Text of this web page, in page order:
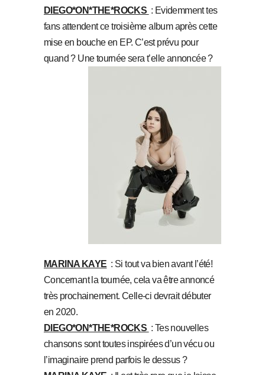
DIEGO*ON*THE*ROCKS : Evidemment tes
fans attendent ce troisième album après cette
mise en bouche en EP. C’est prévu pour
quand ? Une tournée sera t’elle annoncée ?
MARINA KAYE : Si tout va bien avant l’été!
Concernant la tournée, cela va être annoncé
très prochainement. Celle-ci devrait débuter
en 2020.
DIEGO*ON*THE*ROCKS : Tes nouvelles
chansons sont toutes inspirées d’un vécu ou
l’imaginaire prend parfois le dessus ?